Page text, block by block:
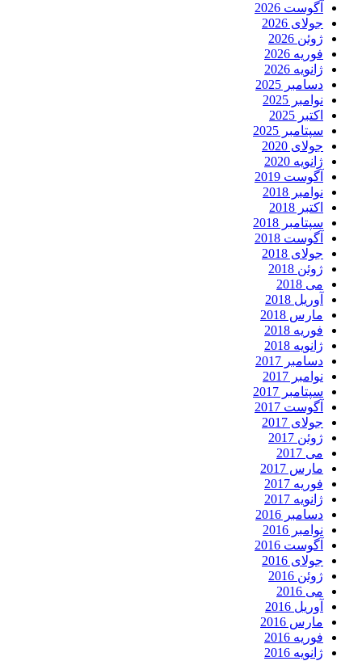
آگوست 2026
جولای 2026
ژوئن 2026
فوریه 2026
ژانویه 2026
دسامبر 2025
نوامبر 2025
اکتبر 2025
سپتامبر 2025
جولای 2020
ژانویه 2020
آگوست 2019
نوامبر 2018
اکتبر 2018
سپتامبر 2018
آگوست 2018
جولای 2018
ژوئن 2018
می 2018
آوریل 2018
مارس 2018
فوریه 2018
ژانویه 2018
دسامبر 2017
نوامبر 2017
سپتامبر 2017
آگوست 2017
جولای 2017
ژوئن 2017
می 2017
مارس 2017
فوریه 2017
ژانویه 2017
دسامبر 2016
نوامبر 2016
آگوست 2016
جولای 2016
ژوئن 2016
می 2016
آوریل 2016
مارس 2016
فوریه 2016
ژانویه 2016